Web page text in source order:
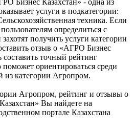
услуги в подкатегории:
техника. Если
определиться с
получить услуги категории
отзыв о «АГРО Бизнес
точный рейтинг
ориентироваться среди
из категории Агропром.
Агропром, рейтинг и отзывы о
Вы найдете на
портале Казахстана